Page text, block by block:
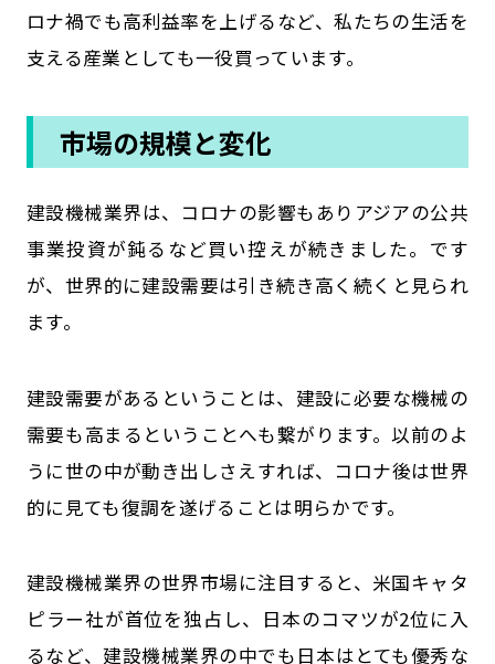
ロナ禍でも高利益率を上げるなど、私たちの生活を
支える産業としても一役買っています。
市場の規模と変化
建設機械業界は、コロナの影響もありアジアの公共
事業投資が鈍るなど買い控えが続きました。です
が、世界的に建設需要は引き続き高く続くと見られ
ます。
建設需要があるということは、建設に必要な機械の
需要も高まるということへも繋がります。以前のよ
うに世の中が動き出しさえすれば、コロナ後は世界
的に見ても復調を遂げることは明らかです。
建設機械業界の世界市場に注目すると、米国キャタ
ピラー社が首位を独占し、日本のコマツが2位に入
るなど、建設機械業界の中でも日本はとても優秀な